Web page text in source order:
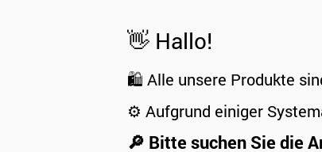
👋 Hallo!
🛍️ Alle unsere Produkte
⚙️ Aufgrund einiger
🔎 Bitte suchen Sie die